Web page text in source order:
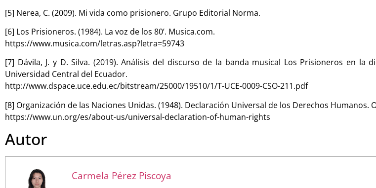
[5] Nerea, C. (2009). Mi vida como prisionero. Grupo Editorial Norma.
[6] Los Prisioneros. (1984). La voz de los 80’. Musica.com.
https://www.musica.com/letras.asp?letra=59743
[7] Dávila, J. y D. Silva. (2019). Análisis del discurso de la banda musical Los Prisioneros en la
Universidad Central del Ecuador.
http://www.dspace.uce.edu.ec/bitstream/25000/19510/1/T-UCE-0009-CSO-211.pdf
[8] Organización de las Naciones Unidas. (1948). Declaración Universal de los Derechos Humanos.
https://www.un.org/es/about-us/universal-declaration-of-human-rights
Autor
Carmela Pérez Piscoya